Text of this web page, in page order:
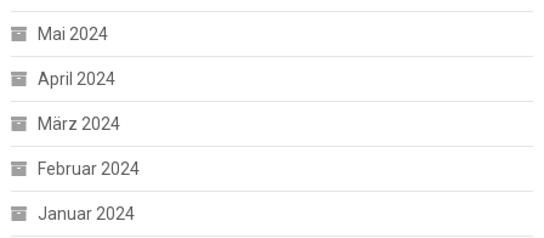
Mai 2024
April 2024
März 2024
Februar 2024
Januar 2024